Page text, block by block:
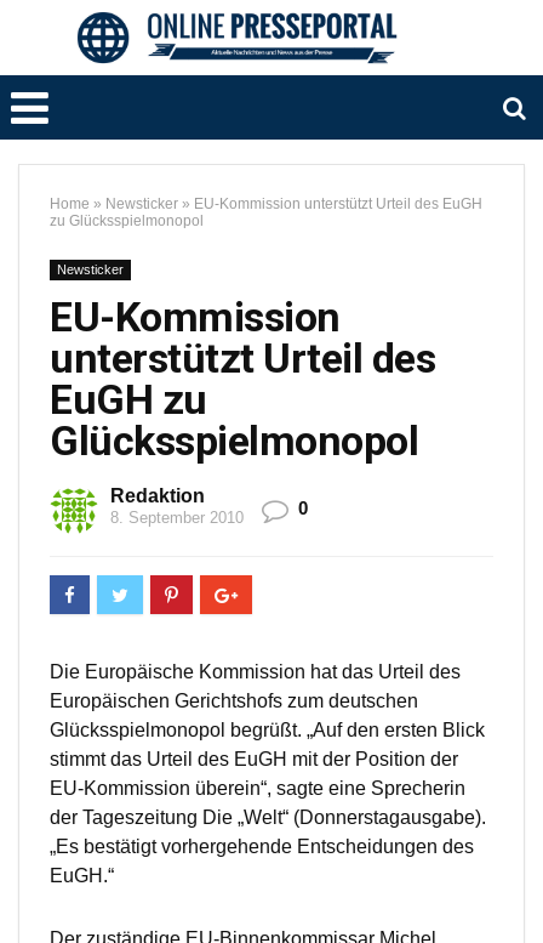
Home » Newsticker » EU-Kommission unterstützt Urteil des EuGH
zu Glücksspielmonopol
Newsticker
EU-Kommission
unterstützt Urteil des
EuGH zu
Glücksspielmonopol
Redaktion
8. September 2010 0
Die Europäische Kommission hat das Urteil des
Europäischen Gerichtshofs zum deutschen
Glücksspielmonopol begrüßt. „Auf den ersten Blick
stimmt das Urteil des EuGH mit der Position der
EU-Kommission überein“, sagte eine Sprecherin
der Tageszeitung Die „Welt“ (Donnerstagausgabe).
„Es bestätigt vorhergehende Entscheidungen des
EuGH.“